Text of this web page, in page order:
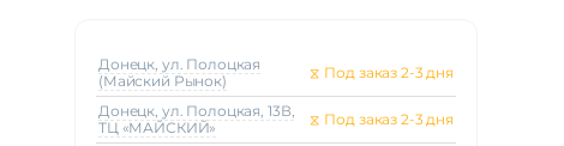
Донецк, ул. Полоцкая
(Майский Рынок)
⧖ Под заказ 2-3 дня
Донецк, ул. Полоцкая, 13В,
ТЦ «МАЙСКИЙ»
⧖ Под заказ 2-3 дня